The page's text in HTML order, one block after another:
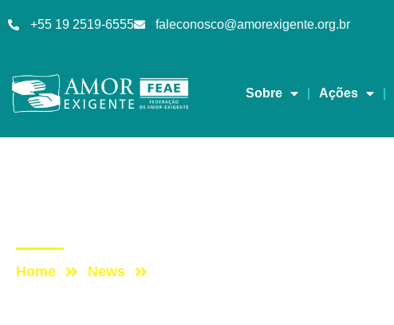
+55 19 2519-6555 faleconosco@amorexigente.org.br
Sobre Ações
Home News